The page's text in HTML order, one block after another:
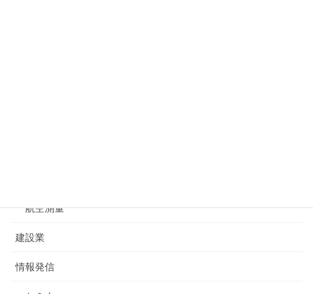
航空測量
建設業
情報発信